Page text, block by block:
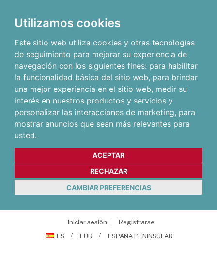
Utilizamos cookies
Este sitio web utiliza cookies y otras tecnologías
de seguimiento para mejorar su experiencia de
navegación con los siguientes fines: para habilitar
la funcionalidad básica del sitio web, para brindar
una mejor experiencia en el sitio web, medir su
interés en nuestros productos y servicios y
personalizar las interacciones de marketing, para
mostrar anuncios que sean más relevantes para
usted.
ACEPTAR
RECHAZAR
CAMBIAR PREFERENCIAS
Iniciar sesión
Registrarse
ES
EUR ESPAÑA PENINSULAR